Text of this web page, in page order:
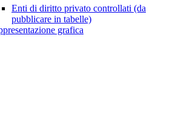
Enti di diritto privato controllati (da
pubblicare in tabelle)
grafica